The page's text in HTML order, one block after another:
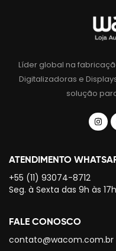
Líder global na
Digitalizadoras e
solução
ATENDIMENTO
+55 (11) 93074-8712
Seg. à Sexta das 9h às 17h
FALE CONOSCO
contato@wacom.com.br